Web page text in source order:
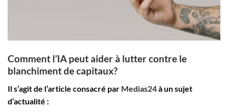
Comment l’IA peut aider à lutter contre le
blanchiment de capitaux?
Il s’agit de l’article consacré par Medias24à un sujet
d’actualité :